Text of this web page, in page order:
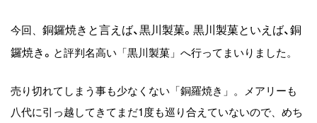
今回、 銅鑼焼きと言えば、黒川製菓。黒川製菓といえば、銅
鑼焼き。 と評判名高い「黒川製菓」へ行ってまいりました。
売り切れてしまう事も少なくない「銅羅焼き」。メアリーも
八代に引っ越してきてまだ1度も巡り合えていないので、めち